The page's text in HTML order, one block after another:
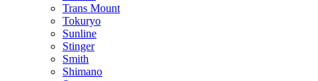
Trans Mount
Tokuryo
Sunline
Stinger
Smith
Shimano